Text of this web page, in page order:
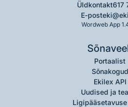
Üldkontakt617
E-post
Wordweb App
Portaalist
Sõnakogud
Ekilex API
Uudised ja